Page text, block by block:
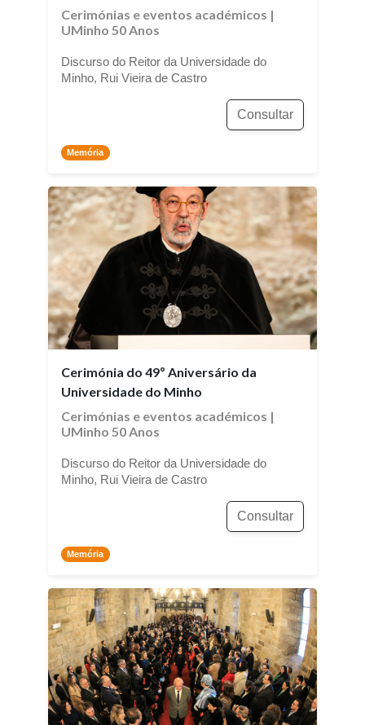
Cerimónias e eventos académicos |
UMinho 50 Anos
Discurso do Reitor da Universidade do
Minho, Rui Vieira de Castro
Consultar
Memória
Cerimónia do 49º Aniversário da
Universidade do Minho
Cerimónias e eventos académicos |
UMinho 50 Anos
Discurso do Reitor da Universidade do
Minho, Rui Vieira de Castro
Consultar
Memória